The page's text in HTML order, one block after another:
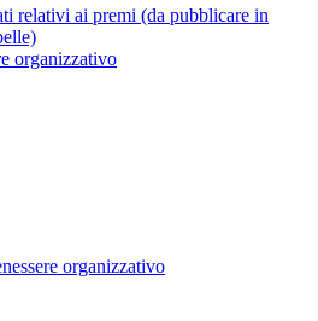
relativi ai premi (da pubblicare in
organizzativo
organizzativo